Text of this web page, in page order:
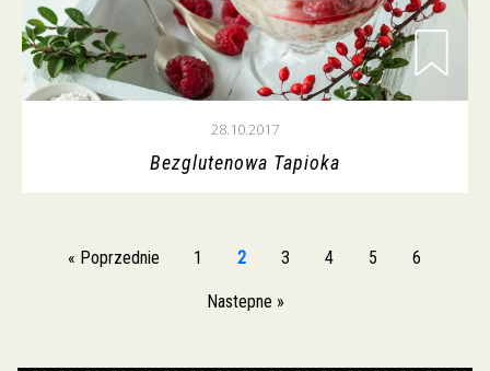
28.10.2017
Bezglutenowa Tapioka
« Poprzednie 1 2 3 4 5 6
Nastepne »